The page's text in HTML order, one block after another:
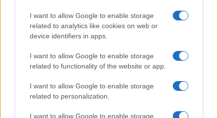
I want to allow Google to enable storage
related to analytics like cookies on web or
device identifiers in apps.
I want to allow Google to enable storage
related to functionality of the website or app.
I want to allow Google to enable storage
related to personalization.
I want to allow Google to enable storage
Controlli rafforzati in Costa Smeralda, 20
arresti e 135 denunce
nuove aule nelle scuole di Olbia
Incidente sulla provinciale 125, paura tra Olbia e
Arzachena